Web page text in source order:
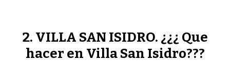
VILLA SAN ISIDRO. ¿¿¿ Que
hacer en Villa San Isidro???